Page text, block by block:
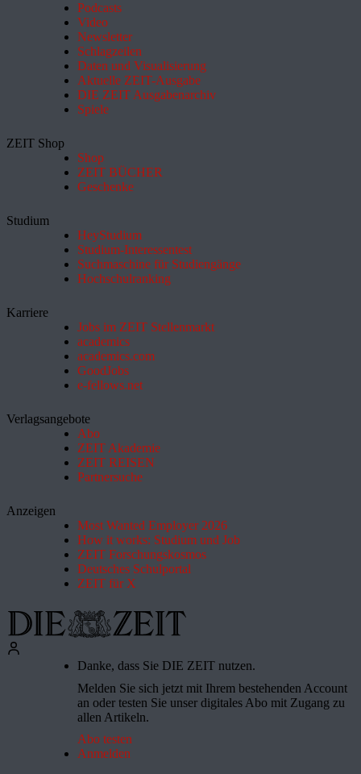
Podcasts
Video
Newsletter
Schlagzeilen
Daten und Visualisierung
Aktuelle ZEIT-Ausgabe
DIE ZEIT Ausgabenarchiv
Spiele
ZEIT Shop
Shop
ZEIT BÜCHER
Geschenke
Studium
HeyStudium
Studium-Interessentest
Suchmaschine für Studiengänge
Hochschulranking
Karriere
Jobs im ZEIT Stellenmarkt
academics
academics.com
GoodJobs
e-fellows.net
Verlagsangebote
Abo
ZEIT Akademie
ZEIT REISEN
Partnersuche
Anzeigen
Most Wanted Employer 2026
How it works: Studium und Job
ZEIT Forschungskosmos
Deutsches Schulportal
ZEIT für X
Danke, dass Sie DIE ZEIT nutzen.
Melden Sie sich jetzt mit Ihrem bestehenden Account
an oder testen Sie unser digitales Abo mit Zugang zu
allen Artikeln.
Abo testen
Anmelden